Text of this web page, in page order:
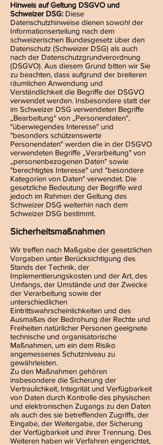
Hinweis auf Geltung DSGVO und
Schweizer DSG: Diese
Datenschutzhinweise dienen sowohl der
Informationserteilung nach dem
schweizerischen Bundesgesetz über den
Datenschutz (Schweizer DSG) als auch
nach der Datenschutzgrundverordnung
(DSGVO). Aus diesem Grund bitten wir Sie
zu beachten, dass aufgrund der breiteren
räumlichen Anwendung und
Verständlichkeit die Begriffe der DSGVO
verwendet werden. Insbesondere statt der
im Schweizer DSG verwendeten Begriffe
„Bearbeitung" von „Personendaten",
"überwiegendes Interesse" und
"besonders schützenswerte
Personendaten" werden die in der DSGVO
verwendeten Begriffe „Verarbeitung" von
„personenbezogenen Daten" sowie
"berechtigtes Interesse" und "besondere
Kategorien von Daten" verwendet. Die
gesetzliche Bedeutung der Begriffe wird
jedoch im Rahmen der Geltung des
Schweizer DSG weiterhin nach dem
Schweizer DSG bestimmt.
Sicherheitsmaßnahmen
Wir treffen nach Maßgabe der gesetzlichen
Vorgaben unter Berücksichtigung des
Stands der Technik, der
Implementierungskosten und der Art, des
Umfangs, der Umstände und der Zwecke
der Verarbeitung sowie der
unterschiedlichen
Eintrittswahrscheinlichkeiten und des
Ausmaßes der Bedrohung der Rechte und
Freiheiten natürlicher Personen geeignete
technische und organisatorische
Maßnahmen, um ein dem Risiko
angemessenes Schutzniveau zu
gewährleisten.
Zu den Maßnahmen gehören
insbesondere die Sicherung der
Vertraulichkeit, Integrität und Verfügbarkeit
von Daten durch Kontrolle des physischen
und elektronischen Zugangs zu den Daten
als auch des sie betreffenden Zugriffs, der
Eingabe, der Weitergabe, der Sicherung
der Verfügbarkeit und ihrer Trennung. Des
Weiteren haben wir Verfahren eingerichtet,